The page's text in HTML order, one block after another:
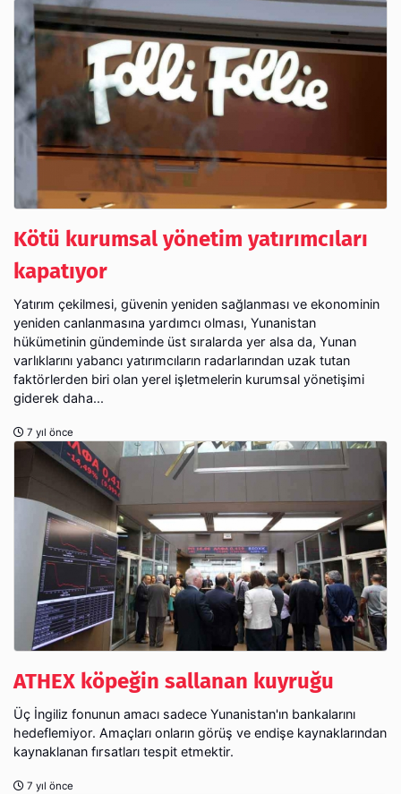
Kötü kurumsal yönetim yatırımcıları
kapatıyor
Yatırım çekilmesi, güvenin yeniden sağlanması ve ekonominin
yeniden canlanmasına yardımcı olması, Yunanistan
hükümetinin gündeminde üst sıralarda yer alsa da, Yunan
varlıklarını yabancı yatırımcıların radarlarından uzak tutan
faktörlerden biri olan yerel işletmelerin kurumsal yönetişimi
giderek daha...
7 yıl önce
ATHEX köpeğin sallanan kuyruğu
Üç İngiliz fonunun amacı sadece Yunanistan'ın bankalarını
hedeflemiyor. Amaçları onların görüş ve endişe kaynaklarından
kaynaklanan fırsatları tespit etmektir.
7 yıl önce